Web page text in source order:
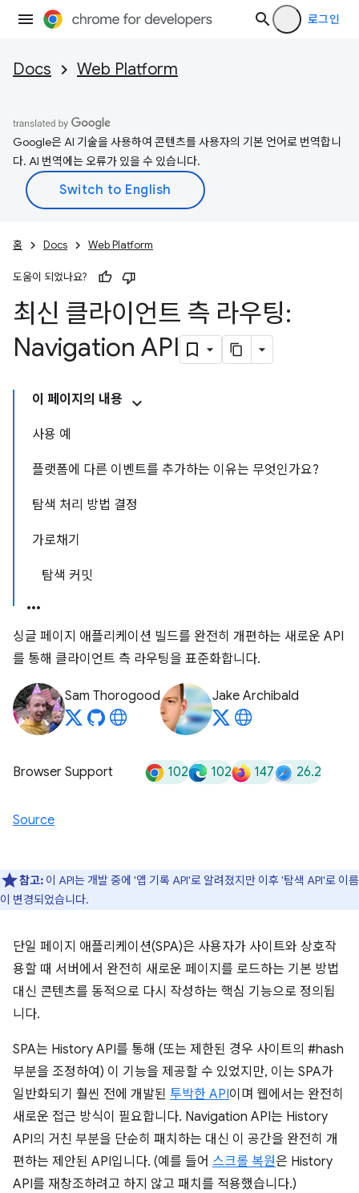
로그인
Docs Web Platform
Google은 AI 기술을 사용하여 콘텐츠를 사용자의 기본 언어로 번역합니
다. AI 번역에는 오류가 있을 수 있습니다.
홈 Docs Web Platform
도움이 되었나요?
최신 클라이언트 측 라우팅:
Navigation API
이 페이지의 내용
사용 예
플랫폼에 다른 이벤트를 추가하는 이유는 무엇인가요?
탐색 처리 방법 결정
가로채기
탐색 커밋
싱글 페이지 애플리케이션 빌드를 완전히 개편하는 새로운 API
를 통해 클라이언트 측 라우팅을 표준화합니다.
Sam Thorogood Jake Archibald
Browser Support 102 102 147 26.2
Source
참고: 이 API는 개발 중에 '앱 기록 API'로 알려졌지만 이후 '탐색 API'로 이름
이 변경되었습니다.
단일 페이지 애플리케이션(SPA)은 사용자가 사이트와 상호작
용할 때 서버에서 완전히 새로운 페이지를 로드하는 기본 방법
대신 콘텐츠를 동적으로 다시 작성하는 핵심 기능으로 정의됩
니다.
SPA는 History API를 통해 (또는 제한된 경우 사이트의 #hash
부분을 조정하여) 이 기능을 제공할 수 있었지만, 이는 SPA가
일반화되기 훨씬 전에 개발된 투박한 API이며 웹에서는 완전히
새로운 접근 방식이 필요합니다. Navigation API는 History
API의 거친 부분을 단순히 패치하는 대신 이 공간을 완전히 개
편하는 제안된 API입니다. (예를 들어 스크롤 복원은 History
API를 재창조하려고 하지 않고 패치를 적용했습니다.)